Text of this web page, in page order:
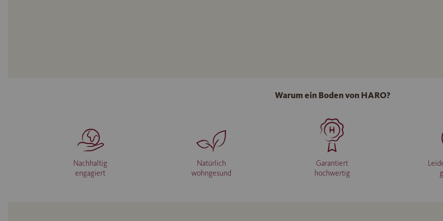
Warum ein Boden von HARO?
Nachhaltig
engagiert
Natürlich
wohngesund
Garantiert
hochwertig